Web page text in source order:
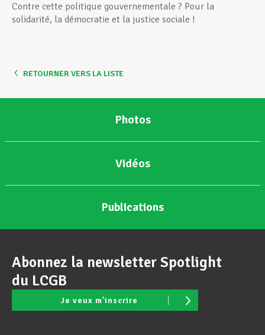
Contre cette politique gouvernementale ? Pour la
solidarité, la démocratie et la justice sociale !
RETOURNER VERS LA LISTE
Photos
Vidéos
Publications
Abonnez la newsletter Spotlight
du LCGB
Je veux m'inscrire